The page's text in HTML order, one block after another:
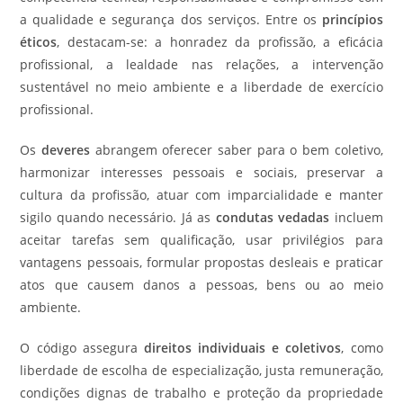
a qualidade e segurança dos serviços. Entre os princípios
éticos, destacam-se: a honradez da profissão, a eficácia
profissional, a lealdade nas relações, a intervenção
sustentável no meio ambiente e a liberdade de exercício
profissional.
Osdeveres abrangem oferecer saber para o bem coletivo,
harmonizar interesses pessoais e sociais, preservar a
cultura da profissão, atuar com imparcialidade e manter
sigilo quando necessário. Já as condutas vedadas incluem
aceitar tarefas sem qualificação, usar privilégios para
vantagens pessoais, formular propostas desleais e praticar
atos que causem danos a pessoas, bens ou ao meio
ambiente.
O código assegura direitos individuais e coletivos, como
liberdade de escolha de especialização, justa remuneração,
condições dignas de trabalho e proteção da propriedade